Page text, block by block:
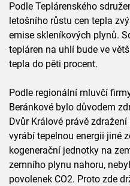
Podle Teplárenského
letošního růstu cen tepla
emise skleníkových plynů.
tepláren na uhlí bude ve
tepla do pěti procent.
Podle regionální mluvčí
Beránkové bylo důvodem
Dvůr Králové právě
vyrábí tepelnou energii jiné
kogenerační jednotky na
zemního plynu nahoru,
povolenek CO2. Proto zde